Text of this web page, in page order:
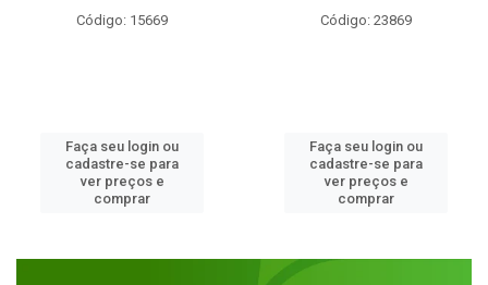
Código: 15669
Faça seu login ou
cadastre-se para
ver preços e
comprar
Código: 23869
Faça seu login ou
cadastre-se para
ver preços e
comprar